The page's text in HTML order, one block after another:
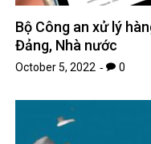
Bộ Công an xử lý
Đảng, Nhà nước
October 5, 2022 0